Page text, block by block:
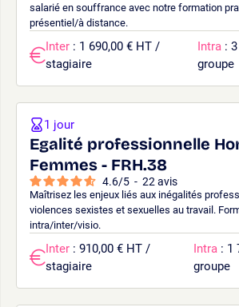
salarié en souffrance avec notre formation
présentiel/à distance.
Inter : 1 690,00 € HT /
stagiaire
Intra :
groupe
Egalité professionnelle
Femmes - FRH.38
4.6/5 - 22 avis
Maîtrisez les enjeux liés aux inégalités
violences sexistes et sexuelles au travail.
intra/inter/visio.
1 jour
Inter : 910,00 € HT /
stagiaire
Intra : 1
groupe